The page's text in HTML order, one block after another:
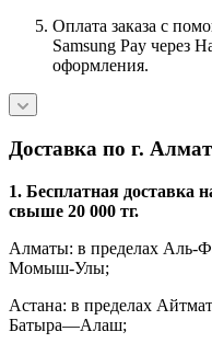
Оплата заказа с
Samsung Pay через
оформления.
Доставка по г.
1. Бесплатная доставка
свыше 20 000 тг.
Алматы: в пределах
Момыш-Улы;
Астана: в пределах
Батыра—Алаш;